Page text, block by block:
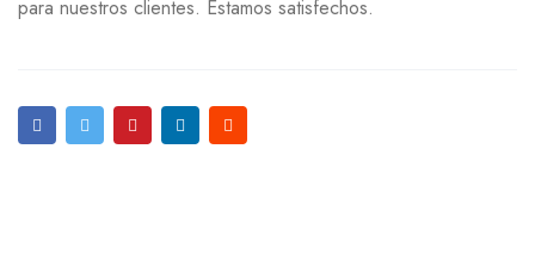
para nuestros clientes. Estamos satisfechos.